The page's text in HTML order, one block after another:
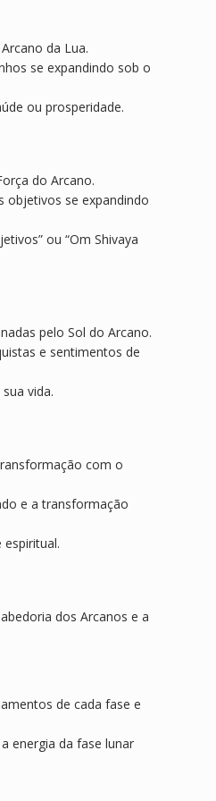
da Lua.
se expandindo sob o
ou prosperidade.
do Arcano.
objetivos se expandindo
ou “Om Shivaya
pelo Sol do Arcano.
e sentimentos de
vida.
com o
e a transformação
dos Arcanos e a
de cada fase e
energia da fase lunar